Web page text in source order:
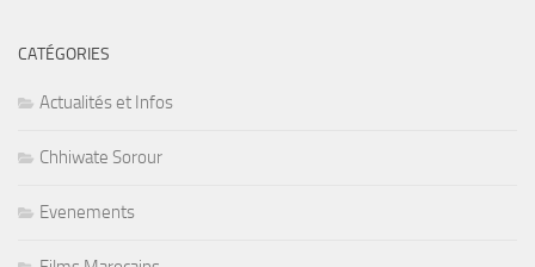
CATÉGORIES
Actualités et Infos
Chhiwate Sorour
Evenements